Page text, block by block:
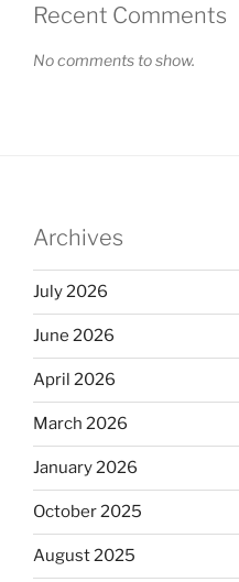
Recent Comments
No comments to show.
Archives
July 2026
June 2026
April 2026
March 2026
January 2026
October 2025
August 2025